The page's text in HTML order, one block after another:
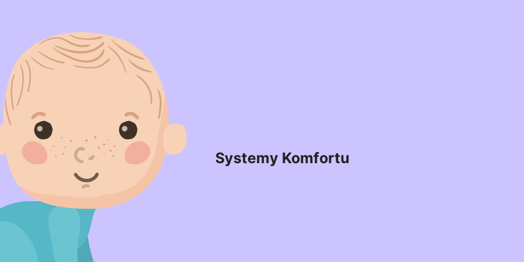
Systemy Komfortu